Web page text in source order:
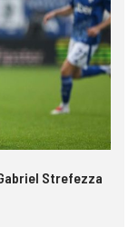
Strefezza